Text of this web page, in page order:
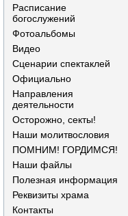
Расписание
богослужений
Фотоальбомы
Видео
Сценарии спектаклей
Официально
Направления
деятельности
Осторожно, секты!
Наши молитвословия
ПОМНИМ! ГОРДИМСЯ!
Наши файлы
Полезная информация
Реквизиты храма
Контакты